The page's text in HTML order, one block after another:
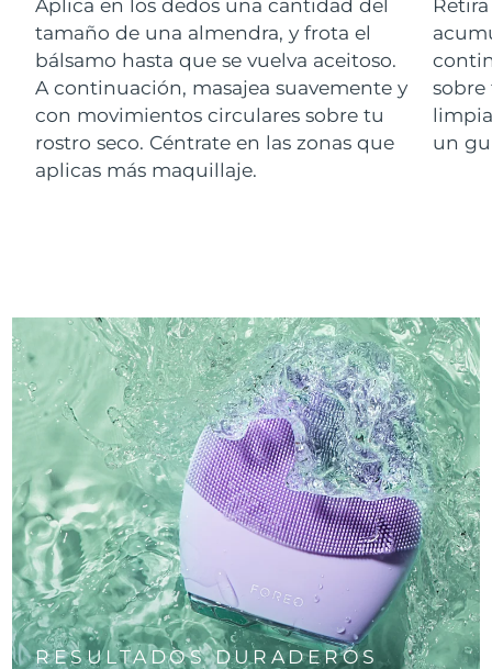
Aplica en los dedos una cantidad del
tamaño de una almendra, y frota el
bálsamo hasta que se vuelva aceitoso.
A continuación, masajea suavemente y
con movimientos circulares sobre tu
rostro seco. Céntrate en las zonas que
aplicas más maquillaje.
un
RESULTADOS DURADEROS